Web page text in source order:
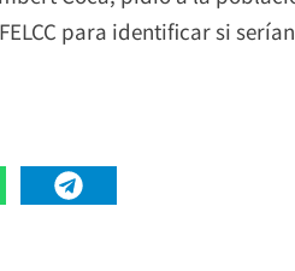
para identificar si